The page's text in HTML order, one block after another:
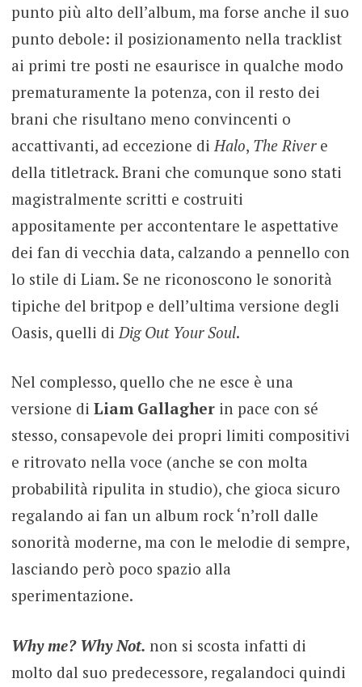
punto più alto dell’album, ma forse anche il suo
punto debole: il posizionamento nella tracklist
ai primi tre posti ne esaurisce in qualche modo
prematuramente la potenza, con il resto dei
brani che risultano meno convincenti o
accattivanti, ad eccezione di Halo, The Rivere
della titletrack. Brani che comunque sono stati
magistralmente scritti e costruiti
appositamente per accontentare le aspettative
dei fan di vecchia data, calzando a pennello con
lo stile di Liam. Se ne riconoscono le sonorità
tipiche del britpop e dell’ultima versione degli
Oasis, quelli di Dig Out Your Soul.
Nel complesso, quello che ne esce è una
versione di Liam Gallagherin pace con sé
stesso, consapevole dei propri limiti compositivi
e ritrovato nella voce (anche se con molta
probabilità ripulita in studio), che gioca sicuro
regalando ai fan un album rock ‘n’roll dalle
sonorità moderne, ma con le melodie di sempre,
lasciando però poco spazio alla
sperimentazione.
Why me? Why Not. non si scosta infatti di
molto dal suo predecessore, regalandoci quindi